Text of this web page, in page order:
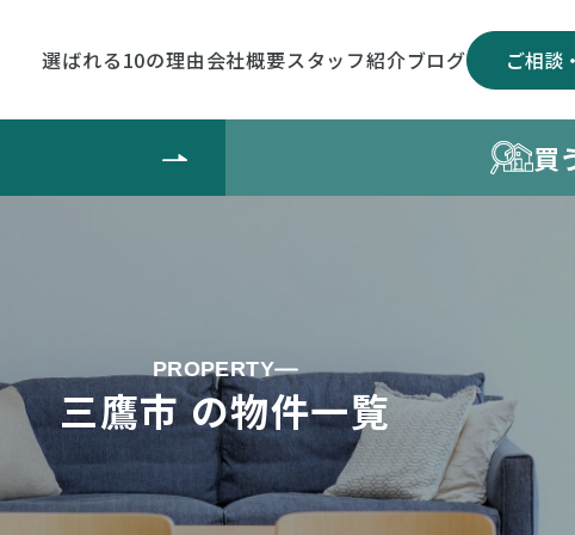
選ばれる10の理由会社概要スタッフ紹介ブログ ご相談
買
PROPERTY
三鷹市 の物件一覧